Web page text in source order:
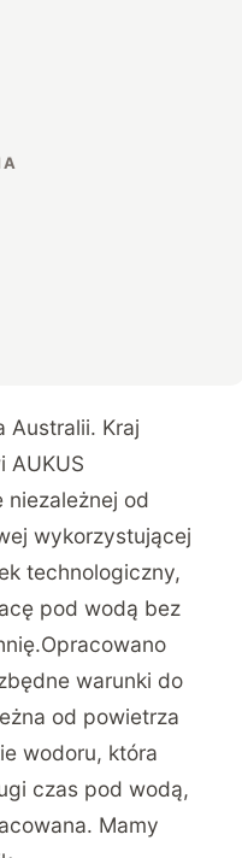
Australii. Kraj
AUKUS
niezależnej od
wykorzystującej
technologiczny,
pod wodą bez
Opracowano
warunki do
od powietrza
wodoru, która
czas pod wodą,
Mamy